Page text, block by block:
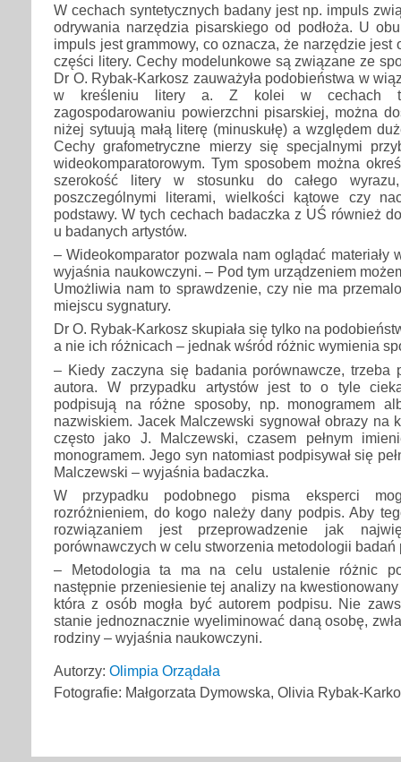
W cechach syntetycznych badany jest np. impuls
odrywania narzędzia pisarskiego od podłoża. U
impuls jest grammowy, co oznacza, że narzędzie jest
części litery. Cechy modelunkowe są związane ze
Dr O. Rybak-Karkosz zauważyła podobieństwa w
w kreśleniu litery a. Z kolei w cechach
zagospodarowaniu powierzchni pisarskiej, można
niżej sytuują małą literę (minuskułę) a względem
Cechy grafometryczne mierzy się specjalnymi
wideokomparatorowym. Tym sposobem można
szerokość litery w stosunku do całego
poszczególnymi literami, wielkości kątowe czy
podstawy. W tych cechach badaczka z UŚ również
u badanych artystów.
– Wideokomparator pozwala nam oglądać materiały
wyjaśnia naukowczyni. – Pod tym urządzeniem
Umożliwia nam to sprawdzenie, czy nie ma
miejscu sygnatury.
Dr O. Rybak-Karkosz skupiała się tylko na
a nie ich różnicach – jednak wśród różnic wymienia
– Kiedy zaczyna się badania porównawcze, trzeba
autora. W przypadku artystów jest to o tyle
podpisują na różne sposoby, np. monogramem
nazwiskiem. Jacek Malczewski sygnował obrazy na
często jako J. Malczewski, czasem pełnym
monogramem. Jego syn natomiast podpisywał się
Malczewski – wyjaśnia badaczka.
W przypadku podobnego pisma eksperci
rozróżnieniem, do kogo należy dany podpis. Aby
rozwiązaniem jest przeprowadzenie jak
porównawczych w celu stworzenia metodologii badań
– Metodologia ta ma na celu ustalenie różnic
następnie przeniesienie tej analizy na
która z osób mogła być autorem podpisu. Nie
stanie jednoznacznie wyeliminować daną osobę,
rodziny – wyjaśnia naukowczyni.
Autorzy: Olimpia Orządała
Fotografie: Małgorzata Dymowska, Olivia Rybak-